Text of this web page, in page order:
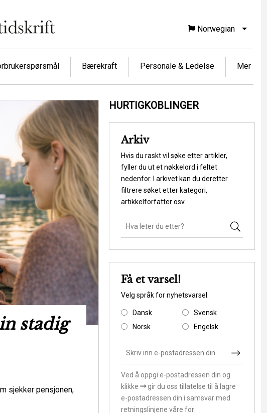
Norwegian List
Bærekraft Personale & Ledelse Mer
stadig
sjekker pensjonen,
Ny rapport
Miljøspørsmål
Skal vi som samfund lade stå til, mens
HURTIGKOBLINGER
Arkiv
Hvis du raskt vil søke etter artikler,
fyller du ut et nøkkelord i feltet
nedenfor. I arkivet kan du deretter
filtrere søket etter kategori,
artikkelforfatter osv.
Få et varsel!
Velg språk for nyhetsvarsel.
Dansk
Svensk
Norsk
Engelsk
Ved å oppgi e-postadressen din og
klikke
gir du oss tillatelse til å lagre
e-postadressen din i samsvar med
retningslinjene våre for